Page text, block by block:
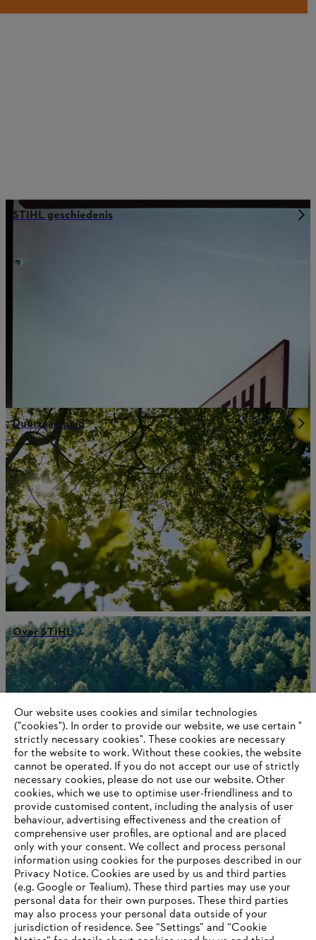
STIHL geschiedenis
Duurzaamheid
Over STIHL
Information for suppliers
Products
Contact
Career
Whistleblower system
Our website uses cookies and similar technologies
("cookies"). In order to provide our website, we use certain "
strictly necessary cookies". These cookies are necessary
for the website to work. Without these cookies, the website
‎cannot be operated.‎ If you do not accept our use of strictly
necessary cookies, please do not use our website. ‎Other
cookies, which we use to optimise user-friendliness and to
provide customised content, including the analysis of user
behaviour, advertising effectiveness and the creation of
comprehensive user profiles, are optional and are placed
only with your consent. We collect and process personal
information using cookies for the purposes described in our
Privacy Notice. Cookies are used by us and third parties
(e.g. Google or Tealium). These third parties may use your
personal data for their own purposes. These third parties
may also process your personal data outside of your
jurisdiction of residence. See “Settings” and “Cookie